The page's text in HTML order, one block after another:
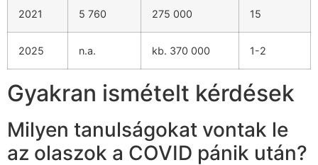
2021 5 760 275 000 15
2025 n.a. kb. 370 000 1-2
Gyakran ismételt kérdések
Milyen tanulságokat vontak le
az olaszok a COVID pánik után?